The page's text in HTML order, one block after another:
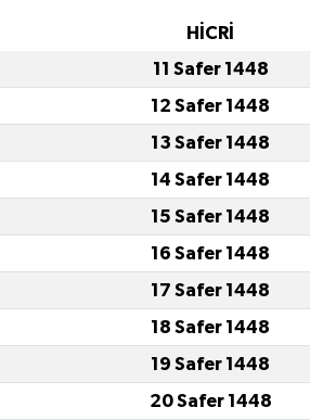
HİCRİ
11 Safer 1448
12 Safer 1448
13 Safer 1448
14 Safer 1448
15 Safer 1448
16 Safer 1448
17 Safer 1448
18 Safer 1448
19 Safer 1448
20 Safer 1448